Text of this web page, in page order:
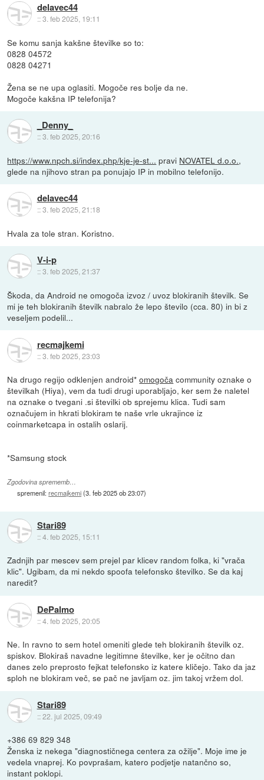
delavec44
::3. feb 2025, 19:11
Se komu sanja kakšne številke so to:
0828 04572
0828 04271
Žena se ne upa oglasiti. Mogoče res bolje da ne.
Mogoče kakšna IP telefonija?
_Denny_
::3. feb 2025, 20:16
https://www.npch.si/index.php/kje-je-st... pravi NOVATEL d.o.o.,
glede na njihovo stran pa ponujajo IP in mobilno telefonijo.
delavec44
::3. feb 2025, 21:18
Hvala za tole stran. Koristno.
V-i-p
::3. feb 2025, 21:37
Škoda, da Android ne omogoča izvoz / uvoz blokiranih številk. Se
mi je teh blokiranih številk nabralo že lepo število (cca. 80) in bi z
veseljem podelil...
recmajkemi
::3. feb 2025, 23:03
Na drugo regijo odklenjen android*omogoča community oznake o
številkah (Hiya), vem da tudi drugi uporabljajo, ker sem že naletel
na oznake o tvegani .si številki ob sprejemu klica. Tudi sam
označujem in hkrati blokiram te naše vrle ukrajince iz
coinmarketcapa in ostalih oslarij.
*Samsung stock
Zgodovina sprememb…
spremenil:recmajkemi(3. feb 2025 ob 23:07)
Stari89
::4. feb 2025, 15:11
Zadnjih par mescev sem prejel par klicev random folka, ki "vrača
klic". Ugibam, da mi nekdo spoofa telefonsko številko. Se da kaj
naredit?
DePalmo
::4. feb 2025, 20:05
Ne. In ravno to sem hotel omeniti glede teh blokiranih številk oz.
spiskov. Blokiraš navadne legitimne številke, ker je očitno dan
danes zelo preprosto fejkat telefonsko iz katere kličejo. Tako da jaz
sploh ne blokiram več, se pač ne javljam oz. jim takoj vržem dol.
Stari89
::22. jul 2025, 09:49
+386 69 829 348
Ženska iz nekega "diagnostičnega centera za ožilje". Moje ime je
vedela vnaprej. Ko povprašam, katero podjetje natančno so,
instant poklopi.